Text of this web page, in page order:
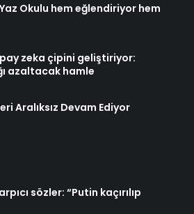
Okulu hem eğlendiriyor hem
zeka çipini geliştiriyor:
azaltacak hamle
Aralıksız Devam Ediyor
sözler: “Putin kaçırılıp